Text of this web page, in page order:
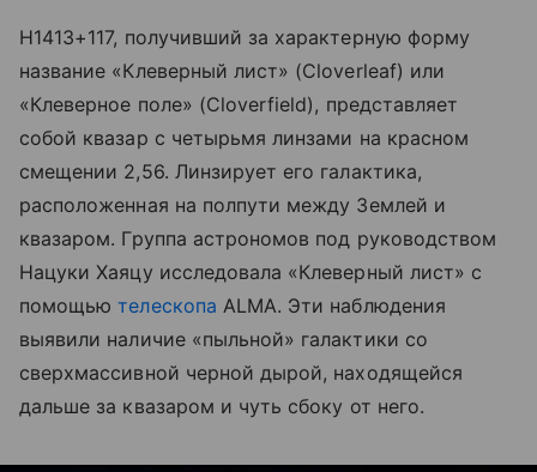
H1413+117, получивший за характерную форму
название «Клеверный лист» (Cloverleaf) или
«Клеверное поле» (Cloverfield), представляет
собой квазар с четырьмя линзами на красном
смещении 2,56. Линзирует его галактика,
расположенная на полпути между Землей и
квазаром. Группа астрономов под руководством
Нацуки Хаяцу исследовала «Клеверный лист» с
помощьютелескопа ALMA. Эти наблюдения
выявили наличие «пыльной» галактики со
сверхмассивной черной дырой, находящейся
дальше за квазаром и чуть сбоку от него.